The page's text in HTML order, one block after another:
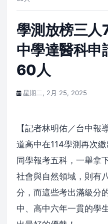
學測放榜三
中學達醫科申
60人
星期二, 2月 25, 2025
【記者林明佑／台中報
道高中在114學測再次
同學報考五科，一舉拿
社會與自然領域，則有
分，而這些考出滿級分
中、高中六年一貫的學